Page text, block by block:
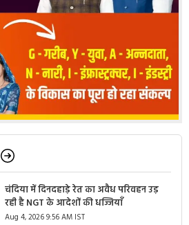
चंदिया में दिनदहाड़े रेत का अवैध परिवहन उड़
रही है NGT के आदेशों की धज्जियाँ
Aug 4, 2026 9:56 AM IST